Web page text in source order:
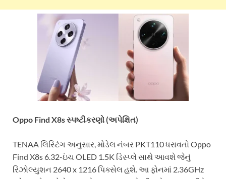
Oppo Find X8s સ્પષ્ટીકરણો (અપેક્ષિત)
TENAA લિસ્ટિંગ અનુસાર, મોડેલ નંબર PKT110 ધરાવતો Oppo
Find X8s 6.32-ઇંચ OLED 1.5K ડિસ્પ્લે સાથે આવશે જેનું
રિઝોલ્યુશન 2640 x 1216 પિક્સેલ હશે. આ ફોનમાં 2.36GHz